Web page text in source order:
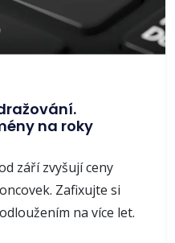
na roky
září zvyšují ceny
Zafixujte si
na více let.